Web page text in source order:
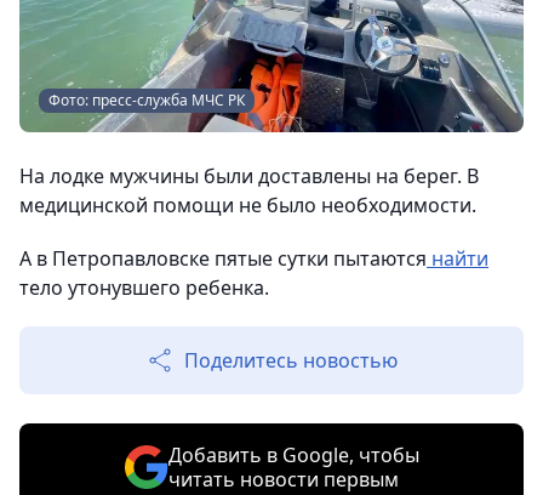
Фото: пресс-служба МЧС РК
На лодке мужчины были доставлены на берег. В
медицинской помощи не было необходимости.
А в Петропавловске пятые сутки пытаются найти
тело утонувшего ребенка.
Поделитесь новостью
Добавить в Google, чтобы
читать новости первым